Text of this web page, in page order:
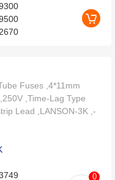
Fuses ,4*11mm
,250V ,Time-Lag Type
Lead ,LANSON-3K ,-
0